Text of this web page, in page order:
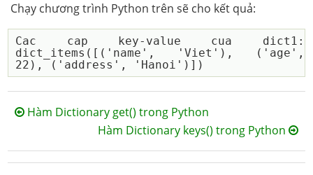
Chạy chương trình Python trên sẽ cho kết quả:
Cac cap key-value cua dict1:
dict_items([('name', 'Viet'), ('age',
Hàm Dictionary get() trong Python
Hàm Dictionary keys() trong Python